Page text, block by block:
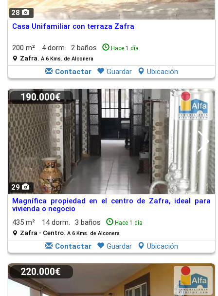
28
Casa Unifamiliar con terraza Zafra
200 m² 4 dorm. 2 baños Hace 1 día
Zafra. A 6 Kms. de Alconera
Contactar Guardar Ubicación
29
190.000€
Magnífica propiedad en el centro de Zafra, ideal para
vivienda o negocio
435 m²
14 dorm. 3 baños Hace 1 día
Zafra - Centro. A 6 Kms. de Alconera
Contactar Guardar Ubicación
220.000€